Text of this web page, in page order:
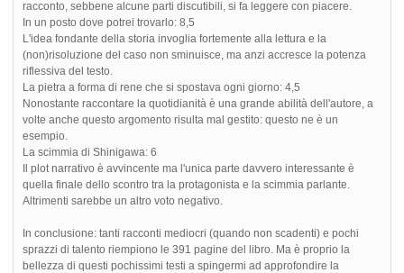
racconto, sebbene alcune parti discutibili, si fa leggere con piacere.
In un posto dove potrei trovarlo: 8,5
L'idea fondante della storia invoglia fortemente alla lettura e la
(non)risoluzione del caso non sminuisce, ma anzi accresce la potenza
riflessiva del testo.
La pietra a forma di rene che si spostava ogni giorno: 4,5
Nonostante raccontare la quotidianità è una grande abilità dell'autore, a
volte anche questo argomento risulta mal gestito: questo ne è un
esempio.
La scimmia di Shinigawa: 6
Il plot narrativo è avvincente ma l'unica parte davvero interessante è
quella finale dello scontro tra la protagonista e la scimmia parlante.
Altrimenti sarebbe un altro voto negativo.
In conclusione: tanti racconti mediocri (quando non scadenti) e pochi
sprazzi di talento riempiono le 391 pagine del libro. Ma è proprio la
bellezza di questi pochissimi testi a spingermi ad approfondire la